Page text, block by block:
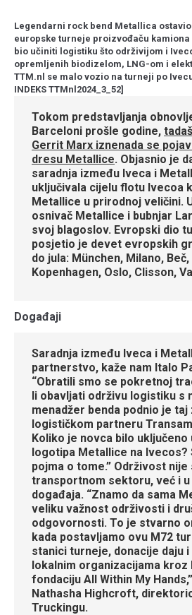
Legendarni rock bend Metallica
europske turneje proizvođaču
bio učiniti logistiku što održivijom i
opremljenih biodizelom, LNG-om i
TTM.nl se malo vozio na turneji po
INDEKS TTMnl2024_3_52]
Tokom predstavljanja
Barceloni prošle godine,
Gerrit Marx iznenada se
dresu Metallice. Objasnio je
saradnja između Iveca i
uključivala cijelu flotu Ivecoa
Metallice u prirodnoj veličini.
osnivač Metallice i bubnjar
svoj blagoslov. Evropski dio
posjetio je devet evropskih
do jula: München, Milano,
Kopenhagen, Oslo, Clisson,
Događaji
Saradnja između Iveca i
partnerstvo, kaže nam Italo
“Obratili smo se pokretnoj
li obavljati održivu logistiku s
menadžer benda podnio je
logističkom partneru
Koliko je novca bilo uključeno
logotipa Metallice na Ivecos?
pojma o tome.” Održivost
transportnom sektoru, već i
događaja. “Znamo da sama
veliku važnost održivosti i
odgovornosti. To je stvarno
kada postavljamo ovu M72
stanici turneje, donacije daju
lokalnim organizacijama kroz
fondaciju All Within My
Nathasha Highcroft,
Truckingu.